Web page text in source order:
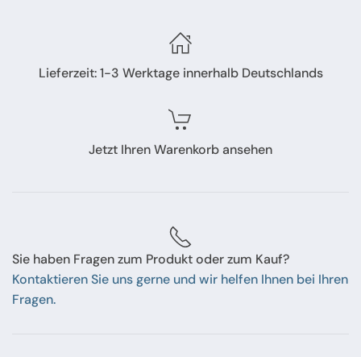
Lieferzeit: 1-3 Werktage innerhalb Deutschlands
Jetzt Ihren Warenkorb ansehen
Sie haben Fragen zum Produkt oder zum Kauf?
Kontaktieren Sie uns gerne und wir helfen Ihnen bei Ihren
Fragen.